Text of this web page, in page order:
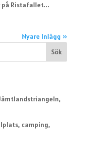
på Ristafallet...
Nyare Inlägg »
Sök
camping,